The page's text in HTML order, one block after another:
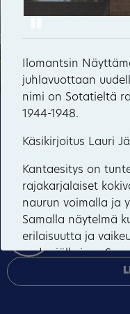
Tämä sivusto
toiminnan ja
mainosten
Pause
Ilomantsin
juhlavuottaan
nimi on Sotatieltä
1944-1948.
Käsikirjoitus Lauri
Kantaesitys on
rajakarjalaiset
naurun voimalla ja
Samalla näytelmä
erilaisuutta ja
sodanjälkeisen
kesto on väliajan
runsaasti